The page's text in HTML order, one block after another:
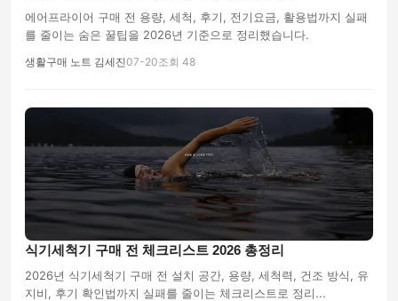
에어프라이어 구매 전 용량, 세척, 후기, 전기요금, 활용법까지 실패
를 줄이는 숨은 꿀팁을 2026년 기준으로 정리했습니다.
생활구매 노트 김세진07-20조회 48
식기세척기 구매 전 체크리스트 2026 총정리
2026년 식기세척기 구매 전 설치 공간, 용량, 세척력, 건조 방식, 유
지비, 후기 확인법까지 실패를 줄이는 체크리스트로 정리...